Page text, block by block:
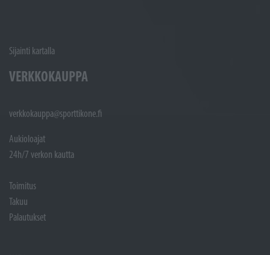
Sijainti kartalla
VERKKOKAUPPA
verkkokauppa@sporttikone.fi
Aukioloajat
24h/7 verkon kautta
Toimitus
Takuu
Palautukset